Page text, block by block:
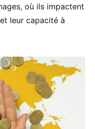
où ils impactent
leur capacité à